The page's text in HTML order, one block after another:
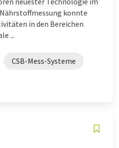
konnte
in den Bereichen
...
CSB-Mess-Systeme